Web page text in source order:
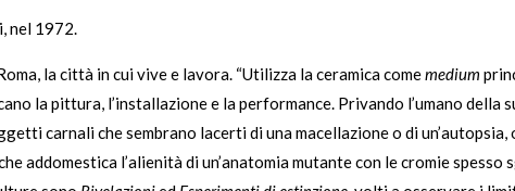
nel 1972.
la città in cui vive e lavora. “Utilizza la ceramica comemedium
la pittura, l’installazione e la performance. Privando l’umano della
carnali che sembrano lacerti di una macellazione o di
addomestica l’alienità di un’anatomia mutante con le cromie